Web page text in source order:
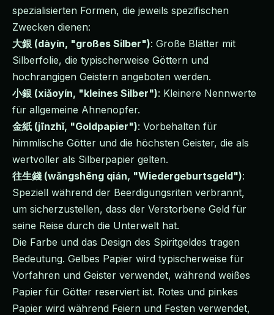
spezialisierten Formen, die jeweils spezifischen
Zwecken dienen:
大銀 (dàyín, "großes Silber"): Große Blätter mit
Silberfolie, die typischerweise Göttern und
hochrangigen Geistern angeboten werden.
小銀 (xiǎoyín, "kleines Silber"): Kleinere Nennwerte
für allgemeine Ahnenopfer.
金紙 (jīnzhǐ, "Goldpapier"): Vorbehalten für
himmlische Götter und die höchsten Geister, die als
wertvoller als Silberpapier gelten.
往生錢 (wǎngshēng qián, "Wiedergeburtsgeld"):
Speziell während der Beerdigungsriten verbrannt,
um sicherzustellen, dass der Verstorbene Geld für
seine Reise durch die Unterwelt hat.
Die Farbe und das Design des Spiritgeldes tragen
Bedeutung. Gelbes Papier wird typischerweise für
Vorfahren und Geister verwendet, während weißes
Papier für Götter reserviert ist. Rotes und pinkes
Papier wird während Feiern und Festen verwendet,